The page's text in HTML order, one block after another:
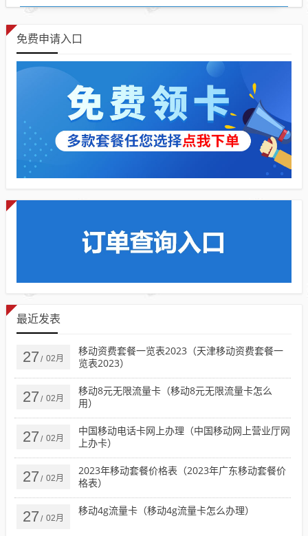
免费申请入口
最近发表
27 / 02月
移动资费套餐一览表2023（天津移动资费套餐一
览表2023）
27 / 02月
移动8元无限流量卡（移动8元无限流量卡怎么
用）
27 / 02月
中国移动电话卡网上办理（中国移动网上营业厅网
上办卡）
27 / 02月
2023年移动套餐价格表（2023年广东移动套餐价
格表）
27 / 02月
移动4g流量卡（移动4g流量卡怎么办理）